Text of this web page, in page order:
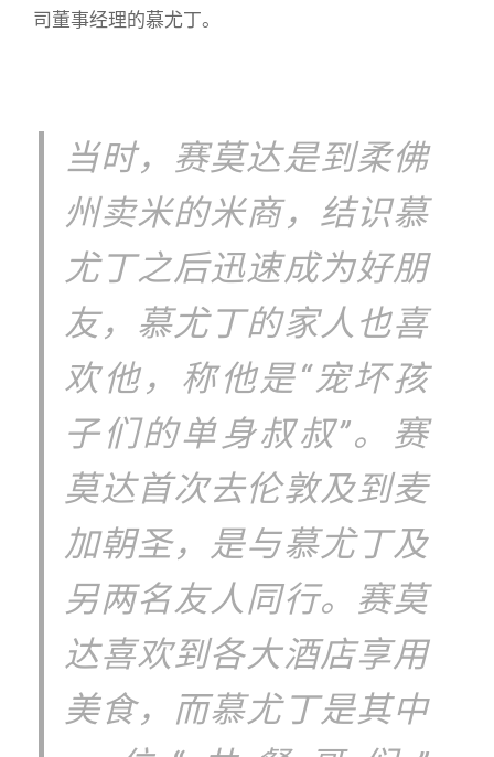
司董事经理的慕尤丁。
当时，赛莫达是到柔佛
州卖米的米商，结识慕
尤丁之后迅速成为好朋
友，慕尤丁的家人也喜
欢他，称他是“宠坏孩
子们的单身叔叔”。赛
莫达首次去伦敦及到麦
加朝圣，是与慕尤丁及
另两名友人同行。赛莫
达喜欢到各大酒店享用
美食，而慕尤丁是其中